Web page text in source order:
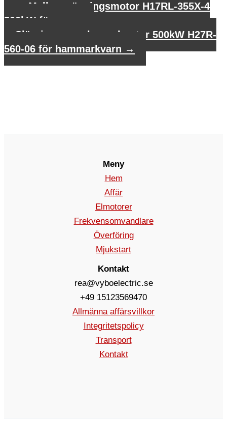
Mellanspänningsmotor H17RL-355X-4
500kW för pump
Släprings asynkron elmotor 500kW H27R-
560-06 för hammarkvarn →
Meny
Hem
Affär
Elmotorer
Frekvensomvandlare
Överföring
Mjukstart
Kontakt
rea@vyboelectric.se
+49 15123569470
Allmänna affärsvillkor
Integritetspolicy
Transport
Kontakt